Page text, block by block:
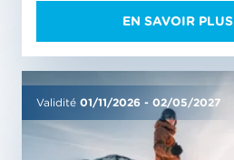
EN SAVOIR PLUS
Validité 01/11/2026 - 02/05/2027